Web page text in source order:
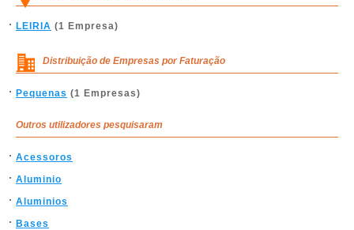
LEIRIA (1 Empresa)
Distribuição de Empresas por Faturação
Pequenas (1 Empresas)
Outros utilizadores pesquisaram
Acessoros
Aluminio
Aluminios
Bases